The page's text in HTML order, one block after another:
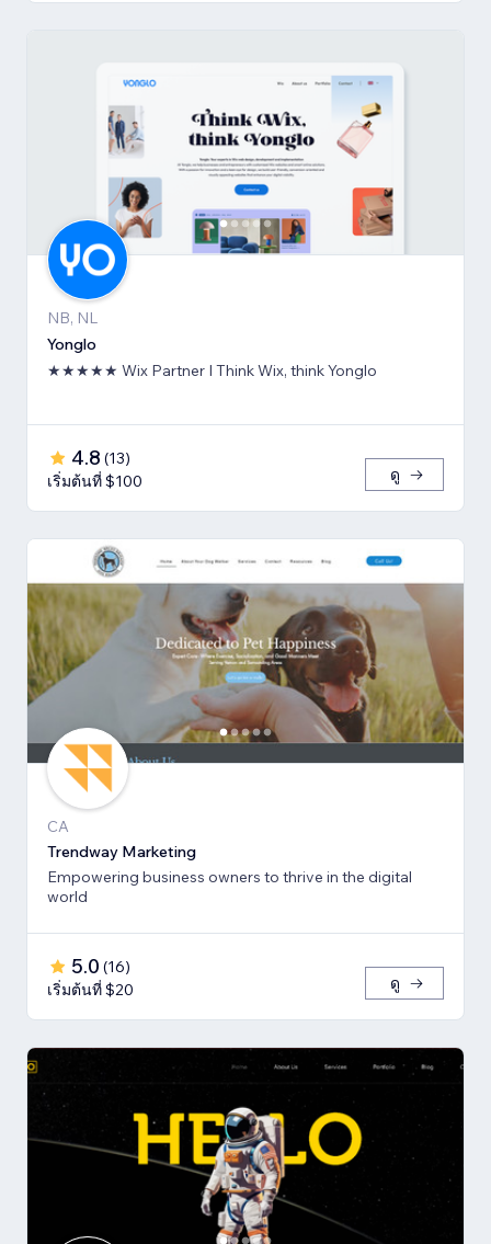
NB, NL
Yonglo
★★★★★ Wix Partner I Think Wix, think Yonglo
4.8 (13)
เริ่มต้นที่ $100
ดู
CA
Trendway Marketing
Empowering business owners to thrive in the digital
world
5.0 (16)
เริ่มต้นที่ $20
ดู